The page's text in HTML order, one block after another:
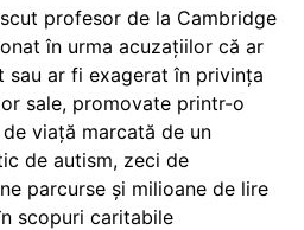
profesor de la Cambridge
în urma acuzațiilor că ar
sau ar fi exagerat în privința
sale, promovate printr-o
viață marcată de un
de autism, zeci de
parcurse și milioane de lire
scopuri caritabile